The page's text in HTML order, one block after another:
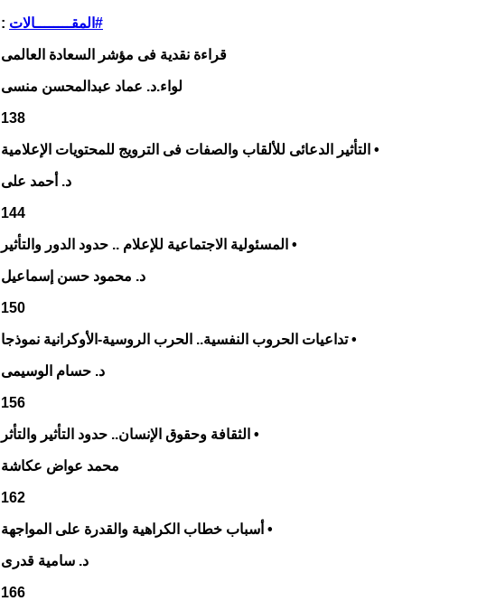
#المقــــــــالات :
قراءة نقدية فى مؤشر السعادة العالمى
لواء.د. عماد عبدالمحسن منسى
138
• التأثير الدعائى للألقاب والصفات فى الترويج للمحتويات الإعلامية
د. أحمد على
144
• المسئولية الاجتماعية للإعلام .. حدود الدور والتأثير
د. محمود حسن إسماعيل
150
• تداعيات الحروب النفسية.. الحرب الروسية-الأوكرانية نموذجا
د. حسام الوسيمى
156
• الثقافة وحقوق الإنسان.. حدود التأثير والتأثر
محمد عواض عكاشة
162
• أسباب خطاب الكراهية والقدرة على المواجهة
د. سامية قدرى
166